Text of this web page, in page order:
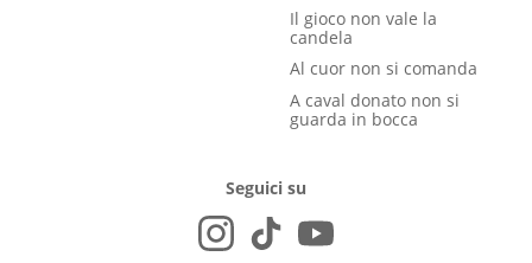
Il gioco non vale la
candela
Al cuor non si comanda
A caval donato non si
guarda in bocca
Seguici su